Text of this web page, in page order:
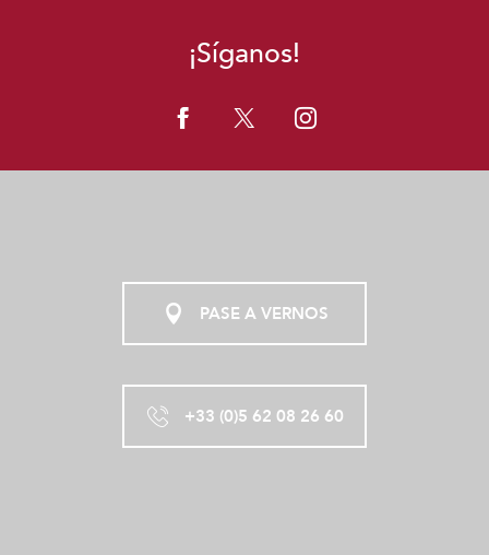
GÎTE 1 - DOMAINE LOGIS GASCOGNE
LE BASTIDE
¡Síganos!
PASE A VERNOS
+33 (0)5 62 08 26 60